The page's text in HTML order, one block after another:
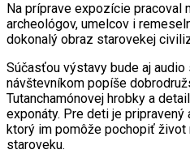
Na príprave expozície pracoval
archeológov, umelcov i
dokonalý obraz starovekej
Súčasťou výstavy bude aj
návštevníkom popíše
Tutanchamónovej hrobky a
exponáty. Pre deti je
ktorý im pomôže pochopiť život
staroveku.